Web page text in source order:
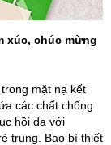
xúc, chúc mừng
mặt nạ kết
các chất chống
hồi da với
trung. Bao bì thiết